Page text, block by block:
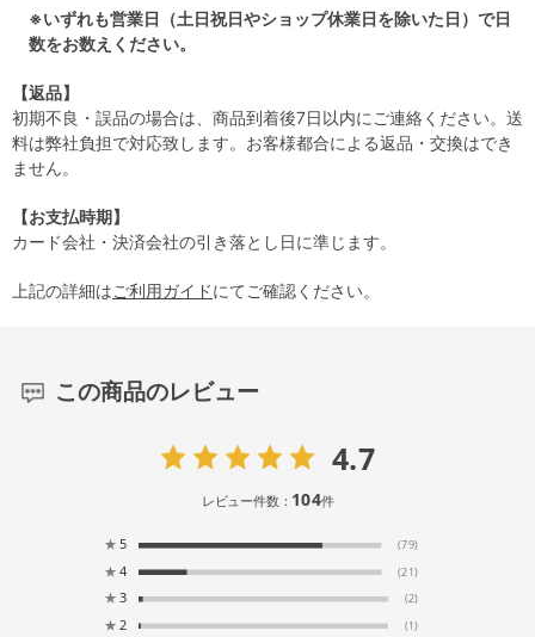
※いずれも営業日（土日祝日やショップ休業日を除いた日）で日
数をお数えください。
【返品】
初期不良・誤品の場合は、商品到着後7日以内にご連絡ください。送
料は弊社負担で対応致します。お客様都合による返品・交換はでき
ません。
【お支払時期】
カード会社・決済会社の引き落とし日に準じます。
上記の詳細はご利用ガイドにてご確認ください。
この商品のレビュー
4.7
レビュー件数： 104件
★ 5 (79)
★ 4 (21)
★ 3 (2)
★ 2 (1)